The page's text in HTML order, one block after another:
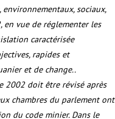
sociaux,
vue de réglementer les
caractérisée
rapides et
et de change..
2002 doit être révisé après
chambres du parlement ont
du code minier. Dans le